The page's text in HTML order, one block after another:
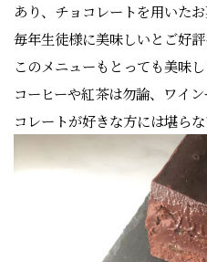
あり、チョコレートを用いたお
毎年生徒様に美味しいとご好
このメニューもとっても美味し
コーヒーや紅茶は勿論、ワイ
コレートが好きな方には堪らな